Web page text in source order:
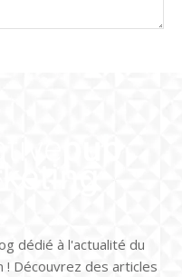
dédié à l'actualité du
! Découvrez des articles